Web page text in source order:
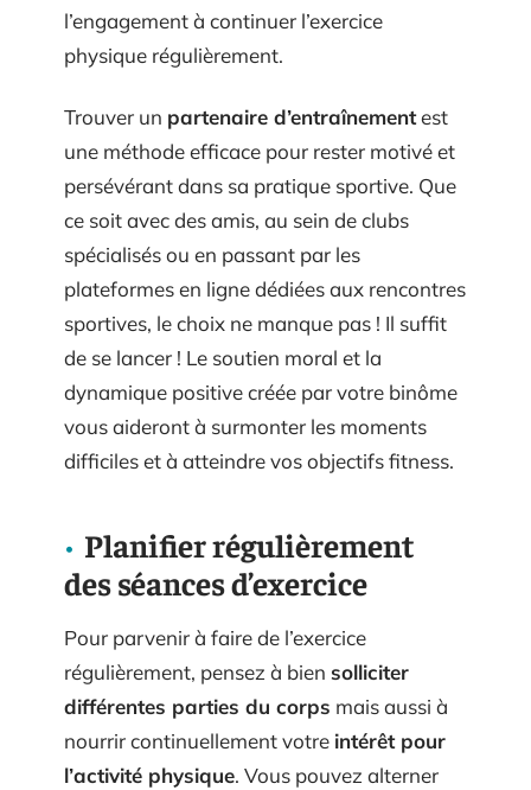
l’engagement à continuer l’exercice
physique régulièrement.
Trouver un partenaire d’entraînementest
une méthode efficace pour rester motivé et
persévérant dans sa pratique sportive. Que
ce soit avec des amis, au sein de clubs
spécialisés ou en passant par les
plateformes en ligne dédiées aux rencontres
sportives, le choix ne manque pas ! Il suffit
de se lancer ! Le soutien moral et la
dynamique positive créée par votre binôme
vous aideront à surmonter les moments
difficiles et à atteindre vos objectifs fitness.
Planifier régulièrement
des séances d’exercice
Pour parvenir à faire de l’exercice
régulièrement, pensez à bien solliciter
différentes parties du corps mais aussi à
nourrir continuellement votre intérêt pour
l’activité physique. Vous pouvez alterner